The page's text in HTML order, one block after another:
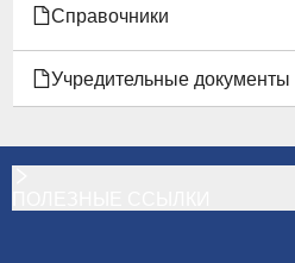
Справочники
Учредительные документы